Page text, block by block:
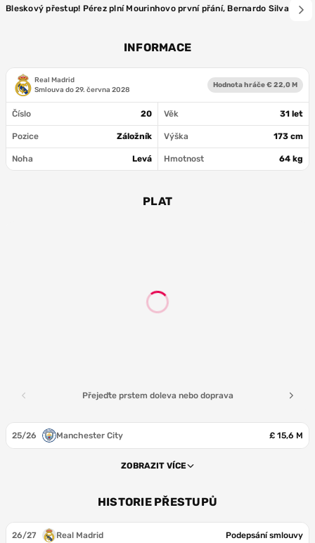
Bleskový přestup! Pérez plní Mourinhovo první přání, Bernardo Silva je na
INFORMACE
Real Madrid
Smlouva do29. června 2028
Hodnota hráče € 22,0 M
Číslo 20 Věk 31 let
Pozice Záložník Výška 173 cm
Noha Levá Hmotnost 64 kg
PLAT
Přejeďte prstem doleva nebo doprava
25/26 Manchester City £ 15,6 M
ZOBRAZIT VÍCE
HISTORIE PŘESTUPŮ
26/27 Real Madrid Podepsání smlouvy